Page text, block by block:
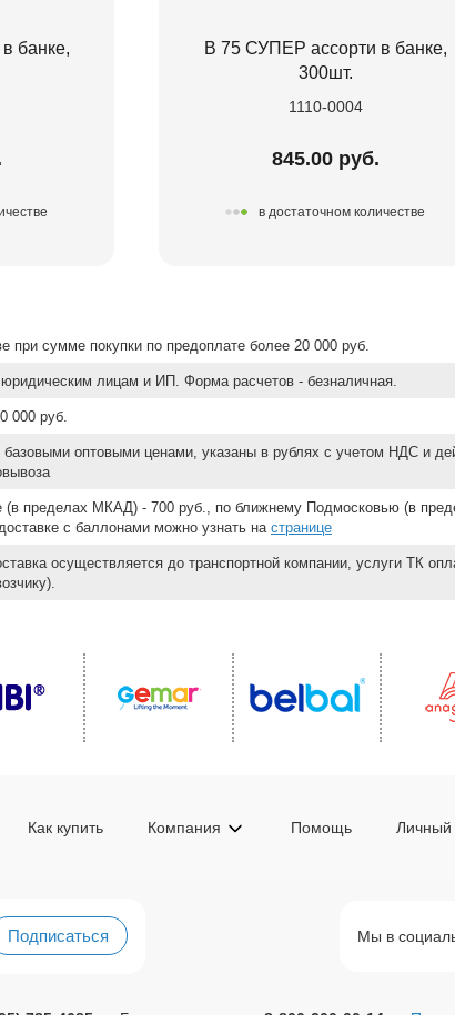
банке,
В 75 СУПЕР ассорти в банке,
300шт.
1110-0004
845.00 руб.
в достаточном количестве
при сумме покупки по предоплате более 20 000 руб.
лицам и ИП. Форма расчетов - безналичная.
000 руб.
оптовыми ценами, указаны в рублях с учетом НДС и
(в пределах МКАД) - 700 руб., по ближнему Подмосковью (в
с баллонами можно узнать на странице
осуществляется до транспортной компании, услуги ТК
Как купить Компания Помощь Личный
Подписаться Мы в